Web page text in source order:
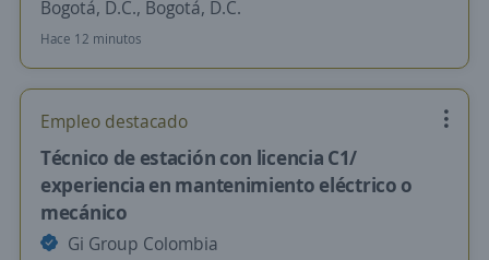
Bogotá, D.C., Bogotá, D.C.
Hace 12 minutos
Empleo destacado
Técnico de estación con licencia C1/
experiencia en mantenimiento eléctrico o
mecánico
Gi Group Colombia